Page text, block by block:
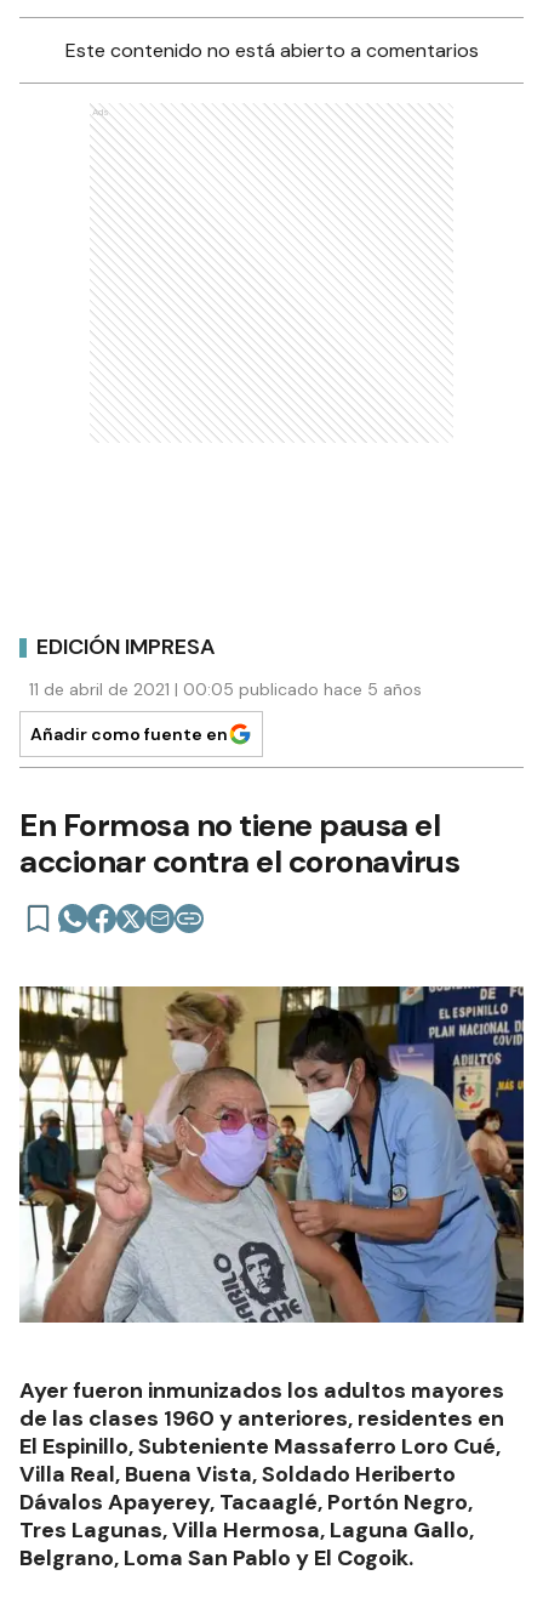
Este contenido no está abierto a comentarios
Ads
EDICIÓN IMPRESA
11 de abril de 2021 | 00:05 publicado hace 5 años
Añadir como fuente en
En Formosa no tiene pausa el
accionar contra el coronavirus
Ayer fueron inmunizados los adultos mayores
de las clases 1960 y anteriores, residentes en
El Espinillo, Subteniente Massaferro Loro Cué,
Villa Real, Buena Vista, Soldado Heriberto
Dávalos Apayerey, Tacaaglé, Portón Negro,
Tres Lagunas, Villa Hermosa, Laguna Gallo,
Belgrano, Loma San Pablo y El Cogoik.